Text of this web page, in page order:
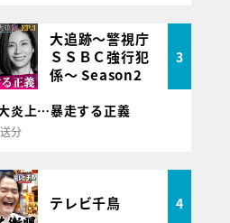
大追跡～警視庁
ＳＳＢＣ強行犯
係～ Season2
3
炎上…暴走する正義
分
テレビ千鳥 4